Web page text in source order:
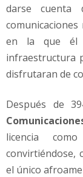
darse cuenta
en la que él
infraestructura
disfrutaran de
Después de
licencia
convirtiéndose,
el único